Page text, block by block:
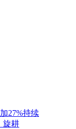
27%持续
旋耕